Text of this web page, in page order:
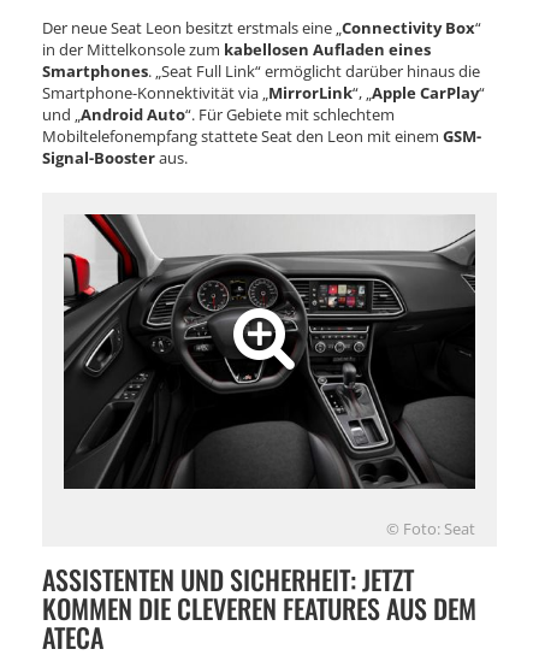
Der neue Seat Leon besitzt erstmals eine „Connectivity Box“
in der Mittelkonsole zum kabellosen Aufladen eines
Smartphones. „Seat Full Link“ ermöglicht darüber hinaus die
Smartphone-Konnektivität via „MirrorLink“, „Apple CarPlay“
und „Android Auto“. Für Gebiete mit schlechtem
Mobiltelefonempfang stattete Seat den Leon mit einem GSM-
Signal-Boosteraus.
© Foto: Seat
ASSISTENTEN UND SICHERHEIT: JETZT
KOMMEN DIE CLEVEREN FEATURES AUS DEM
ATECA